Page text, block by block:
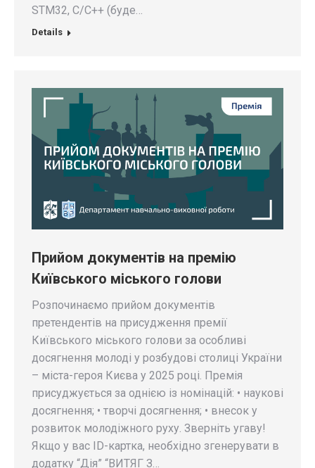
STM32, C/C++ (буде…
Details
Прийом документів на премію
Київського міського голови
Розпочинаємо прийом документів
претендентів на присудження премії
Київського міського голови за особливі
досягнення молоді у розбудові столиці України
– міста-героя Києва у 2025 році. Премія
присуджується за однією із номінацій: • наукові
досягнення; • творчі досягнення; • внесок у
розвиток молодіжного руху. Зверніть угаву!
Якщо у вас ID-картка, необхідно згенерувати в
додатку “Дія” “ВИТЯГ З…